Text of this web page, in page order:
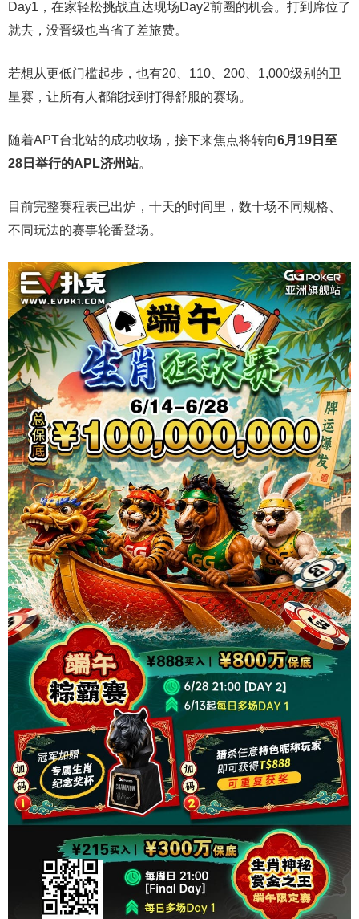
Day1，在家轻松挑战直达现场Day2前圈的机会。打到席位了
就去，没晋级也当省了差旅费。
若想从更低门槛起步，也有20、110、200、1,000级别的卫
星赛，让所有人都能找到打得舒服的赛场。
随着APT台北站的成功收场，接下来焦点将转向6月 19 日至
28 日举行的APL济州站。
目前完整赛程表已出炉，十天的时间里，数十场不同规格、
不同玩法的赛事轮番登场。